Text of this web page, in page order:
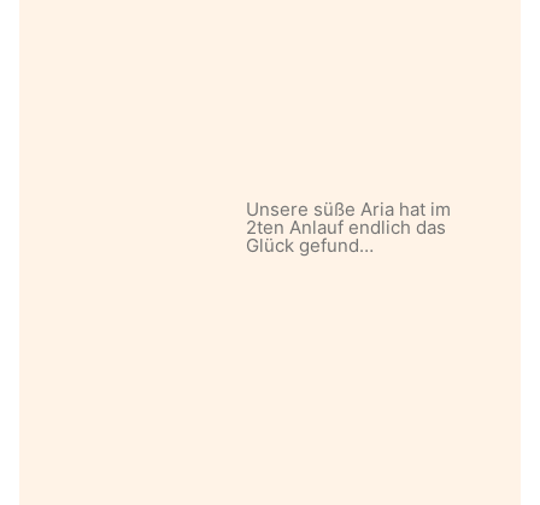
Unsere süße Aria hat im
2ten Anlauf endlich das
Glück gefund…